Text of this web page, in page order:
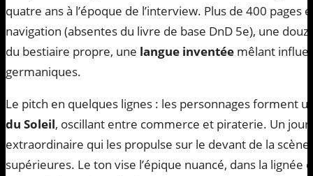
quatre ans à l’époque de l’interview. Plus de 400 pages
navigation (absentes du livre de base DnD 5e), une
du bestiaire propre, une langue inventée mêlant
germaniques.
Le pitch en quelques lignes : les personnages forment
du Soleil, oscillant entre commerce et piraterie. Un
extraordinaire qui les propulse sur le devant de la
supérieures. Le ton vise l’épique nuancé, dans la lignée